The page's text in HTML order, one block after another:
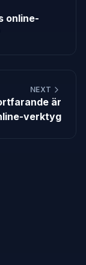
online-
NEXT
är
verktyg